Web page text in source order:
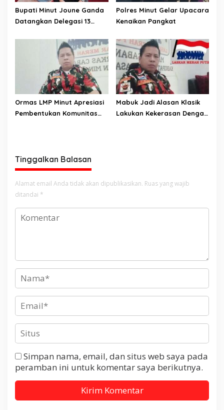
Bupati Minut Joune Ganda
Datangkan Delegasi 13
LMP Minut, Vraiser Telew; Ini
Bukan Sekedar Prestasi
Tapi Kerja Nyata Bupati
Untuk Daerahnya
Polres Minut Gelar Upacara
Kenaikan Pangkat
Ormas LMP Minut Apresiasi
Pembentukan Komunitas
Mabuk Jadi Alasan Klasik
Lakukan Kekerasan Dengan
Tinggalkan Balasan
Alamat email Anda tidak akan dipublikasikan. Ruas yang wajib
ditandai *
Simpan nama, email, dan situs web saya pada
peramban ini untuk komentar saya berikutnya.